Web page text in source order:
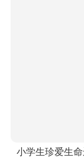
小学生珍爱生